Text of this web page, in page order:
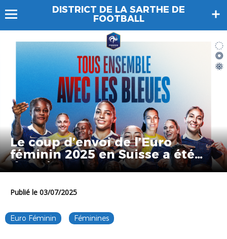
DISTRICT DE LA SARTHE DE
FOOTBALL
Le coup d’envoi de l’Euro
féminin 2025 en Suisse a été
donné
Publié le 03/07/2025
Euro Féminin Féminines